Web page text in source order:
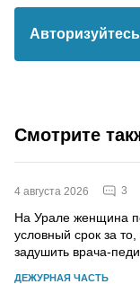
Авторизуйтесь
Смотрите
4 августа 2026 3
На Урале женщина
условный срок за
задушить врача-
ДЕЖУРНАЯ ЧАСТЬ